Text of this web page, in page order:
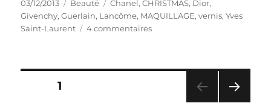
Publié
le
03/12/2013 Catégories
Beauté Étiquettes
Chanel,CHRISTMAS, Dior,
Givenchy,Guerlain, Lancôme, MAQUILLAGE,vernis,Yves
Saint-Laurent
4 commentairessur
Décembre
Pagination
PAGE1